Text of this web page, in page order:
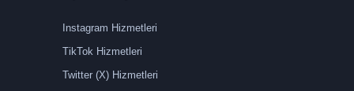
Instagram Hizmetleri
TikTok Hizmetleri
Twitter (X) Hizmetleri